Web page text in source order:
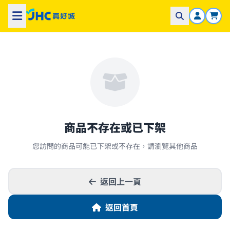
商品不存在或已下架
您訪問的商品可能已下架或不存在，請瀏覽其他商品
返回上一頁
返回首頁